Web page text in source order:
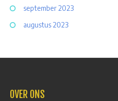
september 2023
augustus 2023
OVER ONS